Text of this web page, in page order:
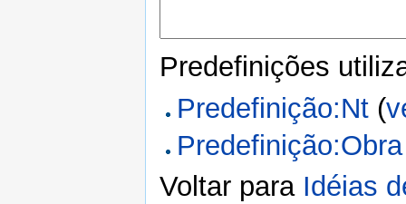
Predefinições
Predefinição:Nt (
Predefinição:Obra
Voltar para Idéias